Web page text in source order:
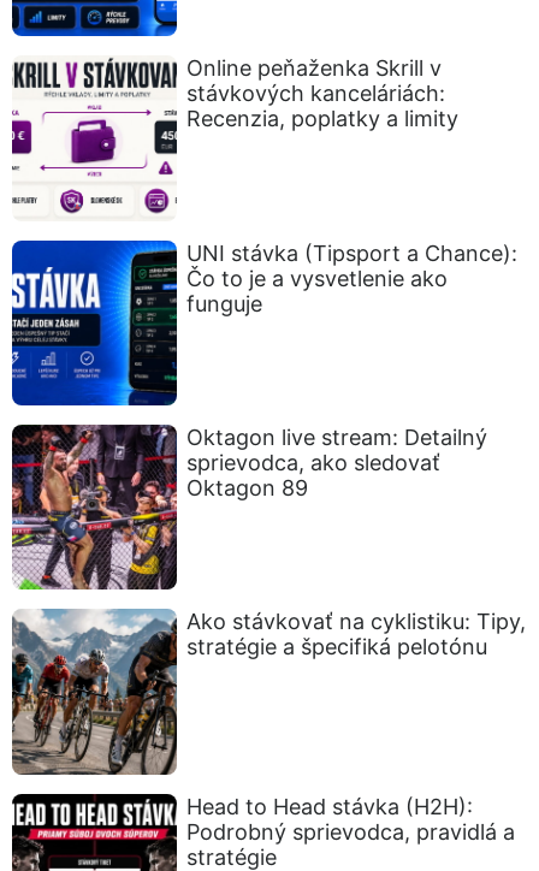
Online peňaženka Skrill v
stávkových kanceláriách:
Recenzia, poplatky a limity
UNI stávka (Tipsport a Chance):
Čo to je a vysvetlenie ako
funguje
Oktagon live stream: Detailný
sprievodca, ako sledovať
Oktagon 89
Ako stávkovať na cyklistiku: Tipy,
stratégie a špecifiká pelotónu
Head to Head stávka (H2H):
Podrobný sprievodca, pravidlá a
stratégie